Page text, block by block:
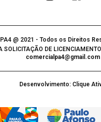
PA4 @ 2021 - Todos os Direitos
SOLICITAÇÃO DE
comercialpa4@gmail.com
Desenvolvimento: Clique